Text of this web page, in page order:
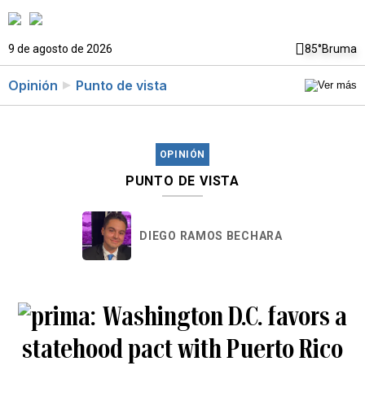
9 de agosto de 2026 85°Bruma
Opinión Punto de vista
OPINIÓN
PUNTO DE VISTA
DIEGO RAMOS BECHARA
Washington D.C. favors a
statehood pact with Puerto Rico